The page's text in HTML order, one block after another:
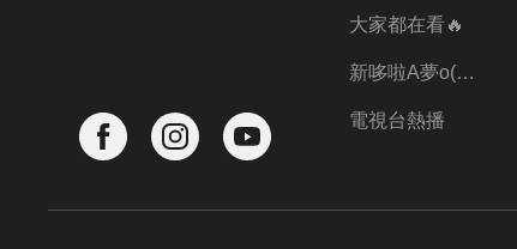
大家都在看🔥
新哆啦A夢o((ﾐﾟｴﾟﾐ))o
電視台熱播